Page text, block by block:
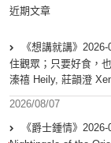
近期文章
《想講就講》
住觀眾；只要好食，
溱禧 Heily, 莊韻澄
2026/08/07
《爵士鍾情》